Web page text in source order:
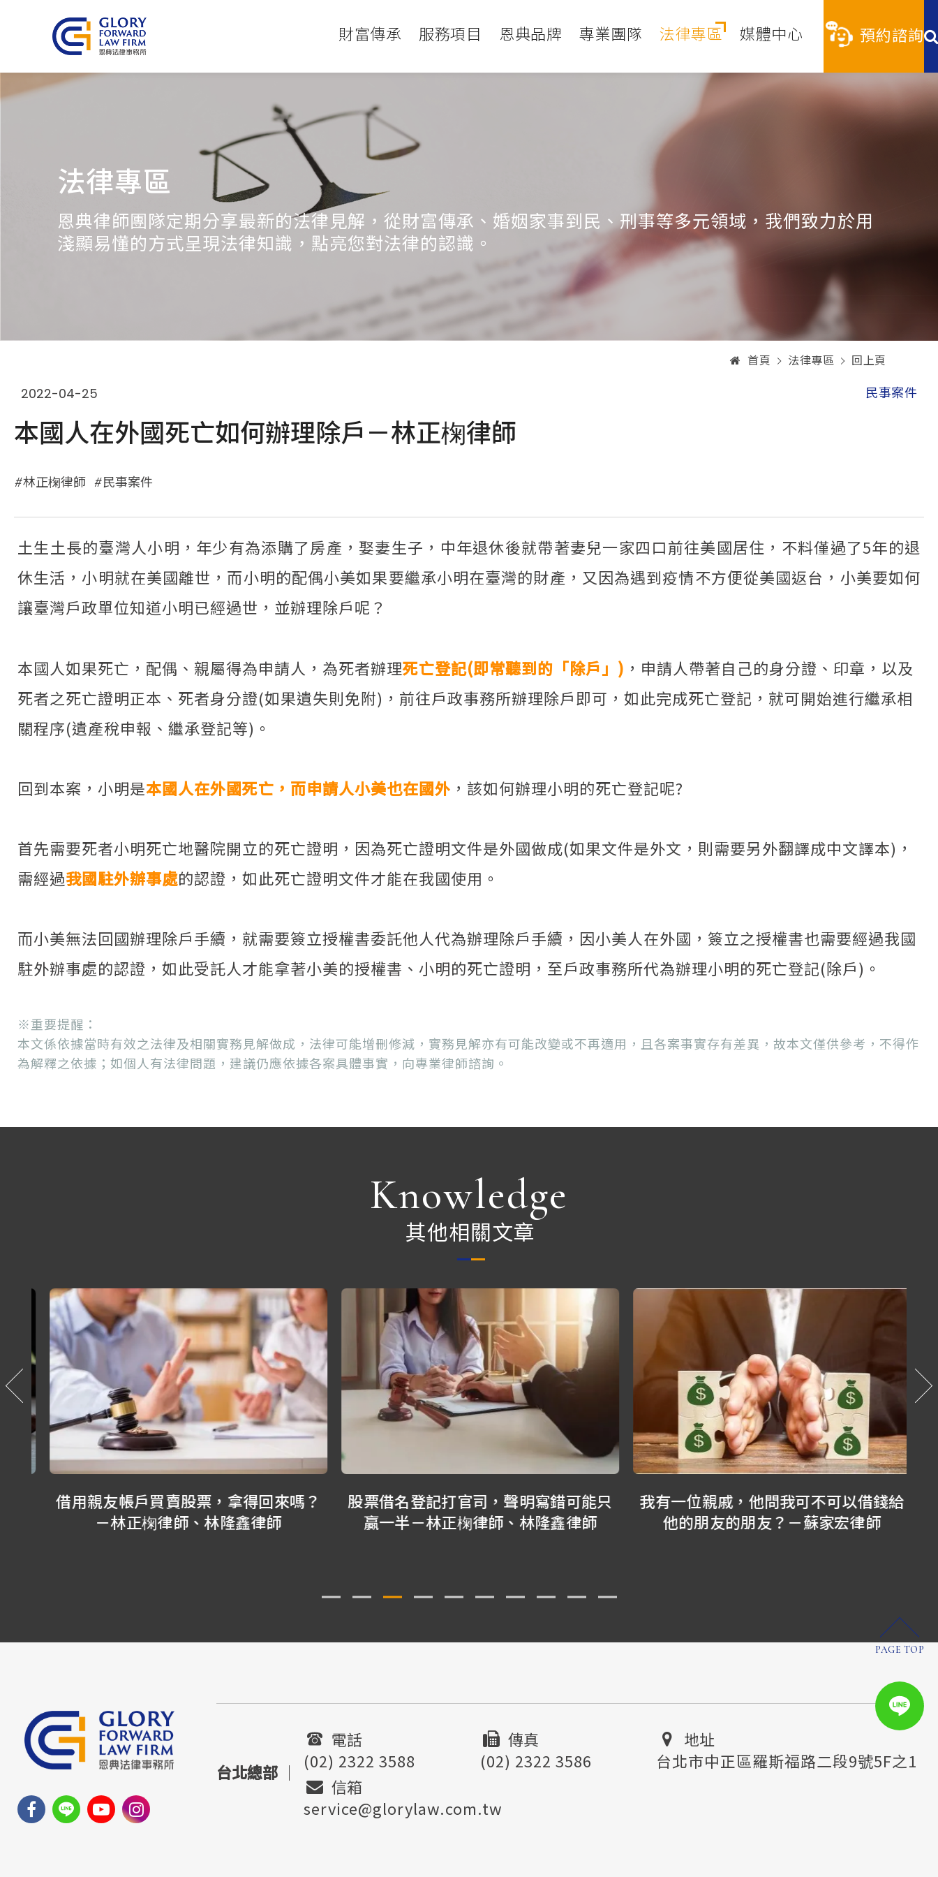
財富傳承 服務項目 恩典品牌 專業團隊 法律專區 媒體中心 預約諮詢
法律專區
恩典律師團隊定期分享最新的法律見解，從財富傳承、婚姻家事到民、刑事等多元領域，我們致力於用
淺顯易懂的方式呈現法律知識，點亮您對法律的認識。
首頁 法律專區 回上頁
2022-04-25 民事案件
本國人在外國死亡如何辦理除戶－林正椈律師
林正椈律師 民事案件
土生土長的臺灣人小明，年少有為添購了房產，娶妻生子，中年退休後就帶著妻兒一家四口前往美國居住，不料僅過了5年的退
休生活，小明就在美國離世，而小明的配偶小美如果要繼承小明在臺灣的財產，又因為遇到疫情不方便從美國返台，小美要如何
讓臺灣戶政單位知道小明已經過世，並辦理除戶呢？
本國人如果死亡，配偶、親屬得為申請人，為死者辦理死亡登記(即常聽到的「除戶」) ，申請人帶著自己的身分證、印章，以及
死者之死亡證明正本、死者身分證(如果遺失則免附)，前往戶政事務所辦理除戶即可，如此完成死亡登記，就可開始進行繼承相
關程序(遺產稅申報、繼承登記等)。
回到本案，小明是本國人在外國死亡，而申請人小美也在國外 ，該如何辦理小明的死亡登記呢?
首先需要死者小明死亡地醫院開立的死亡證明，因為死亡證明文件是外國做成(如果文件是外文，則需要另外翻譯成中文譯本)，
需經過我國駐外辦事處的認證，如此死亡證明文件才能在我國使用。
而小美無法回國辦理除戶手續，就需要簽立授權書委託他人代為辦理除戶手續，因小美人在外國，簽立之授權書也需要經過我國
駐外辦事處的認證，如此受託人才能拿著小美的授權書、小明的死亡證明，至戶政事務所代為辦理小明的死亡登記(除戶)。
※重要提醒：
本文係依據當時有效之法律及相關實務見解做成，法律可能增刪修減，實務見解亦有可能改變或不再適用，且各案事實存有差異，故本文僅供參考，不得作
為解釋之依據；如個人有法律問題，建議仍應依據各案具體事實，向專業律師諮詢。
Knowledge
其他相關文章
借用親友帳戶買賣股票，拿得回來嗎？
－林正椈律師、林隆鑫律師
股票借名登記打官司，聲明寫錯可能只
贏一半－林正椈律師、林隆鑫律師
我有一位親戚，他問我可不可以借錢給
他的朋友的朋友？－蘇家宏律師
台北總部 ｜
地址
台北市中正區羅斯福路二段9號5F之1
電話
(02) 2322 3588
傳真
(02) 2322 3586
信箱
service@glorylaw.com.tw
PAGE TOP